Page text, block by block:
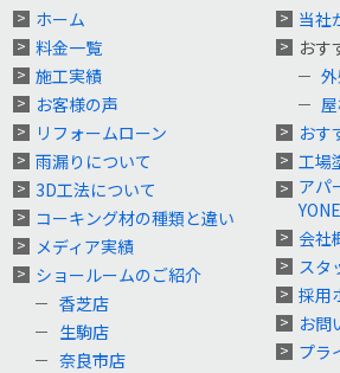
ホーム
料金一覧
施工実績
お客様の声
リフォームローン
雨漏りについて
3D工法について
コーキング材の種類と違い
メディア実績
ショールームのご紹介
香芝店
生駒店
奈良市店
当社
おす
おす
工場
アパ
会社
スタ
採用
お問
プラ